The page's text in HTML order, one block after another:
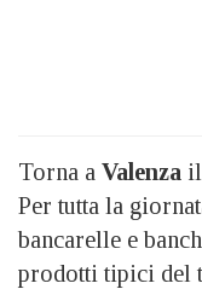
Torna a Valenza
Per tutta la
bancarelle e
prodotti tipici del